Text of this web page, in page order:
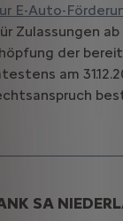
E-Auto-
Zulassungen ab
der
am
SA